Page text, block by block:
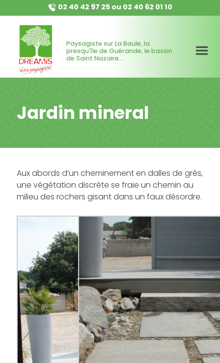
02 40 42 97 25ou 02 40 62 01 10
Paysagiste sur La Baule, la
presqu'île de Guérande, le bassin
de Saint Nazaire...
Jardin mineral
Aux abords d’un cheminement en dalles de grès,
une végétation discrète se fraie un chemin au
milieu des rochers gisant dans un faux désordre.